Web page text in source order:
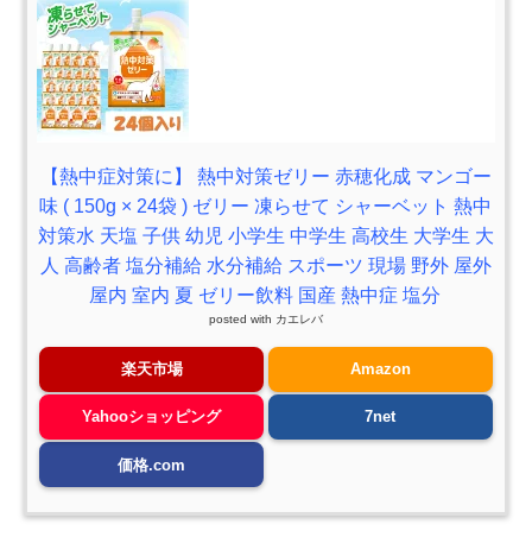
【熱中症対策に】 熱中対策ゼリー 赤穂化成 マンゴー
味 ( 150g × 24袋 ) ゼリー 凍らせて シャーベット 熱中
対策水 天塩 子供 幼児 小学生 中学生 高校生 大学生 大
人 高齢者 塩分補給 水分補給 スポーツ 現場 野外 屋外
屋内 室内 夏 ゼリー飲料 国産 熱中症 塩分
posted with カエレバ
楽天市場 Amazon
Yahooショッピング 7net
価格.com